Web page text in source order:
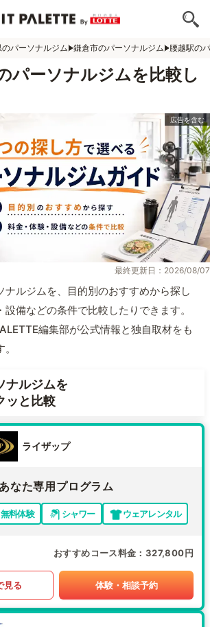
パーソナルジム 鎌倉市のパーソナルジム 腰越駅の
パーソナルジムを比較し
最終更新日：2026/08/07
ナルジムを、目的別のおすすめから探し
備などの条件で比較したりできます。
編集部が公式情報と独自取材をも
ナルジムを
ッと比較
ライザップ
あなた専用プログラム
無料体験 シャワー ウェアレンタル
おすすめコース料金 327,800円
見る 体験・相談予約